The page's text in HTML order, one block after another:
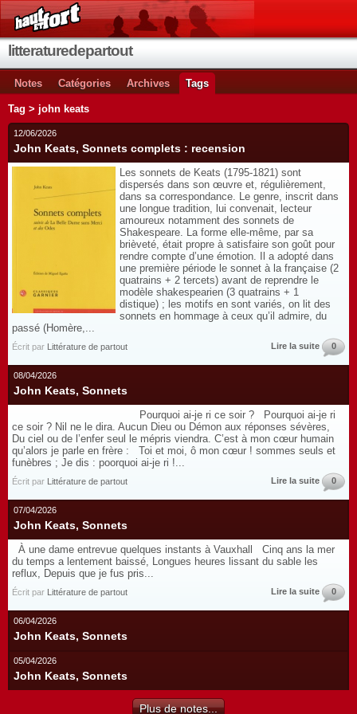
litteraturedepartout
Notes Catégories Archives Tags
Tag > john keats
12/06/2026
John Keats, Sonnets complets : recension
Les sonnets de Keats (1795-1821) sont
dispersés dans son œuvre et, régulièrement,
dans sa correspondance. Le genre, inscrit dans
une longue tradition, lui convenait, lecteur
amoureux notamment des sonnets de
Shakespeare. La forme elle-même, par sa
brièveté, était propre à satisfaire son goût pour
rendre compte d’une émotion. Il a adopté dans
une première période le sonnet à la française (2
quatrains + 2 tercets) avant de reprendre le
modèle shakespearien (3 quatrains + 1
distique) ; les motifs en sont variés, on lit des
sonnets en hommage à ceux qu’il admire, du
passé (Homère,...
Écrit par Littérature de partout Lire la suite 0
08/04/2026
John Keats, Sonnets
Pourquoi ai-je ri ce soir ? Pourquoi ai-je ri
ce soir ? Nil ne le dira. Aucun Dieu ou Démon aux réponses sévères,
Du ciel ou de l’enfer seul le mépris viendra. C’est à mon cœur humain
qu’alors je parle en frère : Toi et moi, ô mon cœur ! sommes seuls et
funèbres ; Je dis : poorquoi ai-je ri !...
Écrit par Littérature de partout Lire la suite 0
07/04/2026
John Keats, Sonnets
À une dame entrevue quelques instants à Vauxhall Cinq ans la mer
du temps a lentement baissé, Longues heures lissant du sable les
reflux, Depuis que je fus pris...
Écrit par Littérature de partout Lire la suite 0
06/04/2026
John Keats, Sonnets
05/04/2026
John Keats, Sonnets
Plus de notes...